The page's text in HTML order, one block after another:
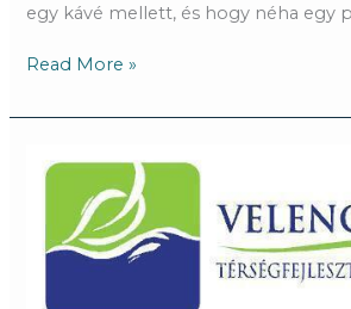
egy kávé mellett, és hogy néha egy
Read More »
közgyűlésre